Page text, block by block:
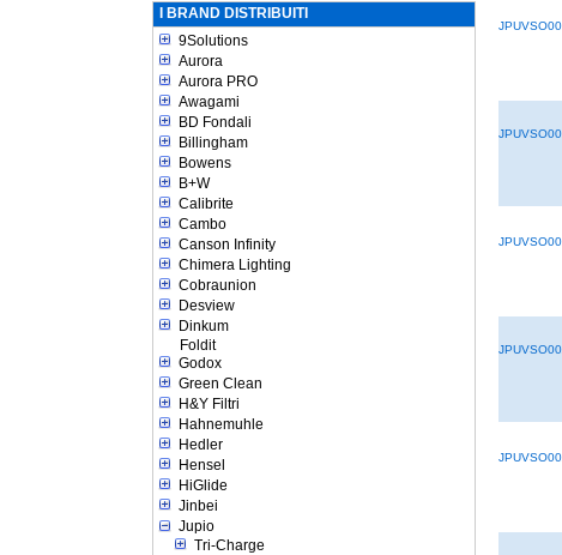
I BRAND DISTRIBUITI
9Solutions
Aurora
Aurora PRO
Awagami
BD Fondali
Billingham
Bowens
B+W
Calibrite
Cambo
Canson Infinity
Chimera Lighting
Cobraunion
Desview
Dinkum
Foldit
Godox
Green Clean
H&Y Filtri
Hahnemuhle
Hedler
Hensel
HiGlide
Jinbei
Jupio
Tri-Charge